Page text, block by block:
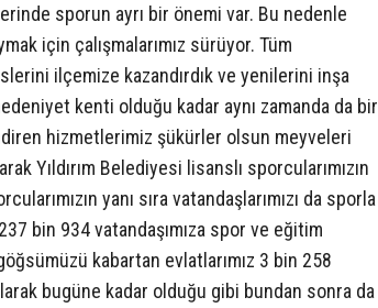
sporun ayrı bir önemi var. Bu nedenle
için çalışmalarımız sürüyor. Tüm
ilçemize kazandırdık ve yenilerini inşa
kenti olduğu kadar aynı zamanda da bir
hizmetlerimiz şükürler olsun meyveleri
Yıldırım Belediyesi lisanslı sporcularımızın
yanı sıra vatandaşlarımızı da sporla
bin 934 vatandaşımıza spor ve eğitim
kabartan evlatlarımız 3 bin 258
bugüne kadar olduğu gibi bundan sonra da